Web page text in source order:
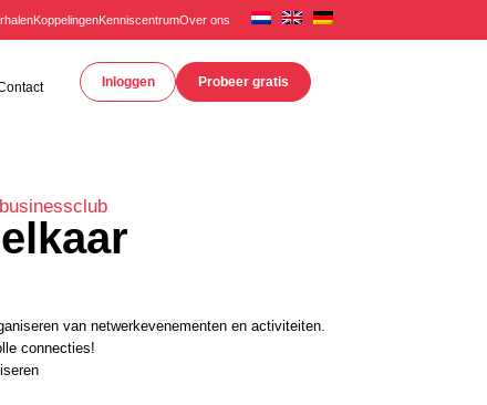
KoppelingenKenniscentrumOver ons
Inloggen Probeer gratis
van netwerkevenementen en activiteiten.
connecties!